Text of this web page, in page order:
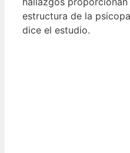
estructura de la
dice el estudio.